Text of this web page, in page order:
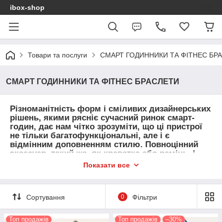
ibox-shop
Товари та послуги СМАРТ ГОДИННИКИ ТА ФІТНЕС
СМАРТ ГОДИННИКИ ТА ФІТНЕС БРАСЛЕТИ
Різноманітність форм і сміливих дизайнерських
рішень, якими рясніє сучасний ринок смарт-
годин, дає нам чітко зрозуміти, що ці пристрої
не тільки багатофункціональні, але і є
відмінним доповненням стилю. Повноцінний
аксесуар, такий же, як краватка або ремінь. І
якщо в перших моделях смарт-годин акцент був
іменитих годинникових брендів.
Основна маса розумних годин має квадратну,
Показати все
Сортування 0 Фільтри
Топ продажів Топ продажів –30%